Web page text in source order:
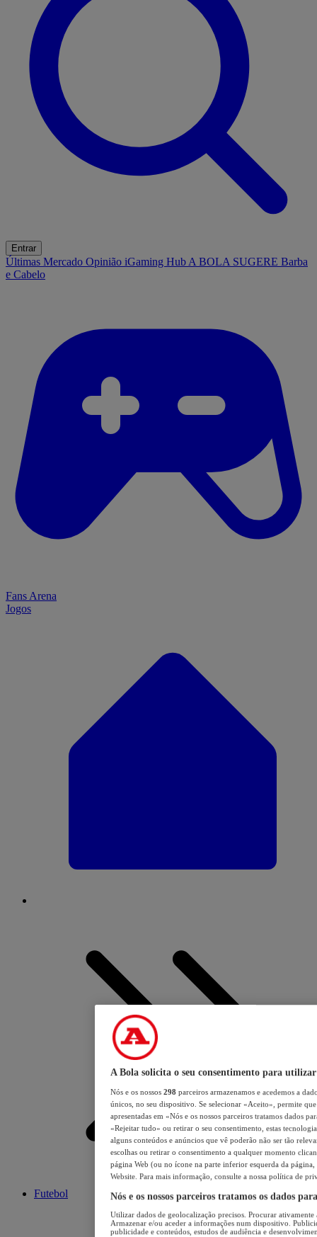
Entrar
Últimas Mercado Opinião iGaming Hub A BOLA SUGERE Barba
e Cabelo
Fans Arena
Jogos
Futebol
A Bola solicita o seu consentimento para utilizar
Nós e os nossos 298 parceiros armazenamos e acedemos a
únicos, no seu dispositivo. Se selecionar «Aceito», permite
apresentadas em «Nós e os nossos parceiros tratamos dados
«Rejeitar tudo» ou retirar o seu consentimento, estas
alguns conteúdos e anúncios que vê poderão não ser tão
escolhas ou retirar o consentimento a qualquer momento
página Web (ou no ícone na parte inferior esquerda da página,
Website. Para mais informação, consulte a nossa política de
Nós e os nossos parceiros tratamos os dados
Utilizar dados de geolocalização precisos. Procurar
Armazenar e/ou aceder a informações num dispositivo.
publicidade e conteúdos, estudos de audiência e